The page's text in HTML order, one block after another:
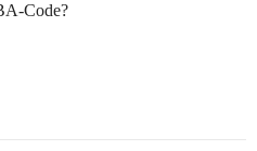
Code?